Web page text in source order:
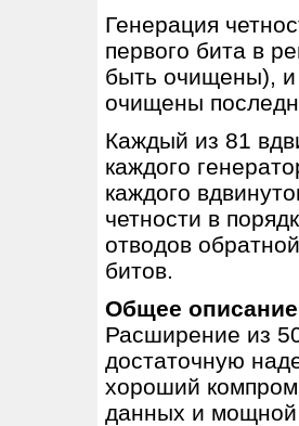
Генерация
первого бита в
быть очищены), и
очищены
Каждый из 81
каждого
каждого
четности в
отводов
битов.
Общее описание
Расширение из
достаточную
хороший
данных и мощной